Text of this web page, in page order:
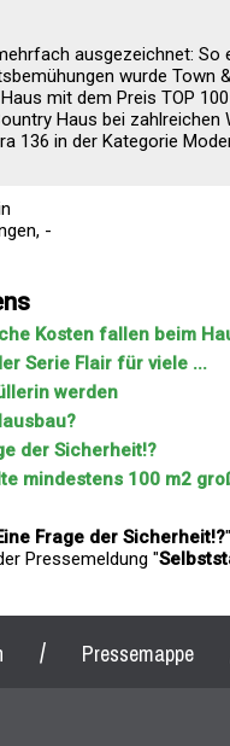
ausgezeichnet:
wurde
mit dem Preis TOP
Haus bei
136 in der Kategorie
-
Kosten fallen beim
Serie Flair für viele ...
werden
der Sicherheit!?
mindestens 100 m2
Frage der Sicherheit!?
Pressemeldung "
/ Pressemappe